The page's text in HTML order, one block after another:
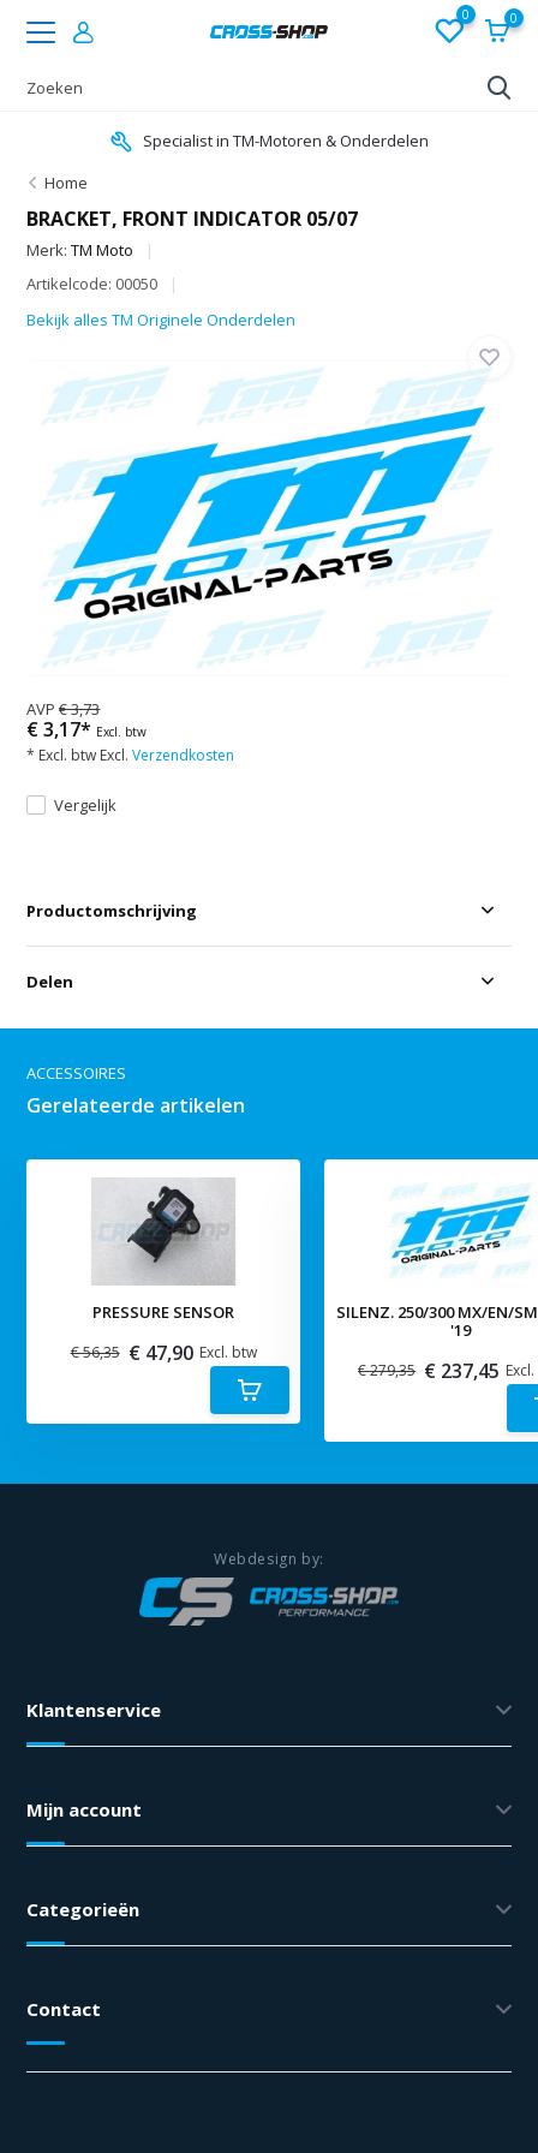
0 0
Specialist in TM-Motoren & Onderdelen
Home
BRACKET, FRONT INDICATOR 05/07
Merk:TM Moto
Artikelcode: 00050
Bekijk alles TM Originele Onderdelen
AVP€ 3,73
€ 3,17* Excl. btw
* Excl. btw Excl.Verzendkosten
Vergelijk
Productomschrijving
Delen
ACCESSOIRES
Gerelateerde artikelen
PRESSURE SENSOR
€ 56,35 € 47,90 Excl. btw
SILENZ. 250/300 MX/EN/
'19
€ 279,35 € 237,45
Klantenservice
Mijn account
Categorieën
Contact